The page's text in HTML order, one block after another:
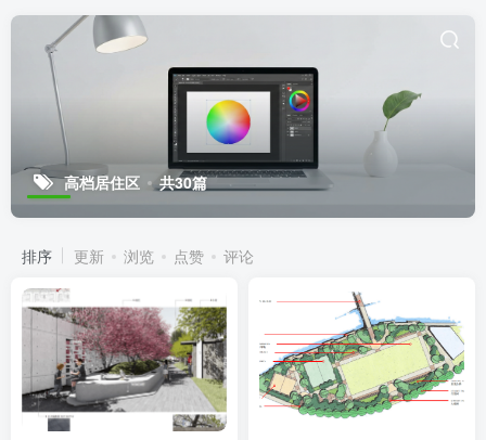
高档居住区 共30篇
排序 更新 浏览 点赞 评论